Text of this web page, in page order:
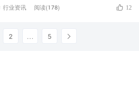
行业资讯 阅读(178) 12
2 … 5